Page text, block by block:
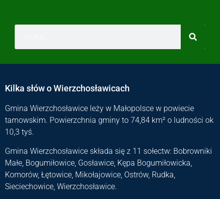
Kilka słów o Wierzchosławicach
Gmina Wierzchosławice leży w Małopolsce w powiecie
tarnowskim. Powierzchnia gminy to 74,84 km² o ludności ok
10,3 tyś.
Gmina Wierzchosławice składa się z 11 sołectw: Bobrowniki
Małe, Bogumiłowice, Gosławice, Kępa Bogumiłowicka,
Komorów, Łętowice, Mikołajowice, Ostrów, Rudka,
Sieciechowice, Wierzchosławice.